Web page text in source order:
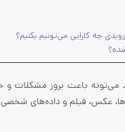
چه کارایی می‌تونیم بکنیم؟
باعث بروز مشکلات و
عکس، فیلم و داده‌های